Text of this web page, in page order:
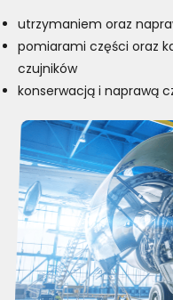
utrzymaniem oraz
pomiarami części oraz
czujników
konserwacją i naprawą